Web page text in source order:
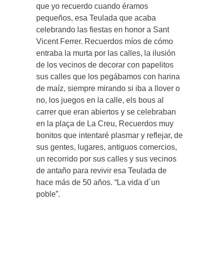
que yo recuerdo cuando éramos
pequeños, esa Teulada que acaba
celebrando las fiestas en honor a Sant
Vicent Ferrer. Recuerdos míos de cómo
entraba la murta por las calles, la ilusión
de los vecinos de decorar con papelitos
sus calles que los pegábamos con harina
de maíz, siempre mirando si iba a llover o
no, los juegos en la calle, els bous al
carrer que eran abiertos y se celebraban
en la plaça de La Creu, Recuerdos muy
bonitos que intentaré plasmar y reflejar, de
sus gentes, lugares, antiguos comercios,
un recorrido por sus calles y sus vecinos
de antaño para revivir esa Teulada de
hace más de 50 años. “La vida d´un
poble”.